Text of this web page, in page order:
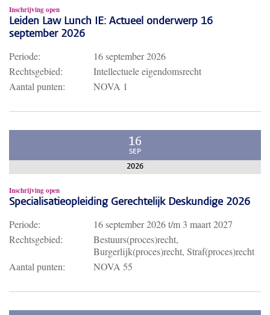
Inschrijving open
Leiden Law Lunch IE: Actueel onderwerp 16
september 2026
Periode:
16 september 2026
Rechtsgebied:
Intellectuele eigendomsrecht
Aantal punten:
NOVA 1
16
SEP
2026
Inschrijving open
Specialisatieopleiding Gerechtelijk Deskundige 2026
Periode: 16 september 2026t/m 3 maart 2027
Rechtsgebied:
Bestuurs(proces)recht,
Burgerlijk(proces)recht, Straf(proces)recht
Aantal punten:
NOVA 55